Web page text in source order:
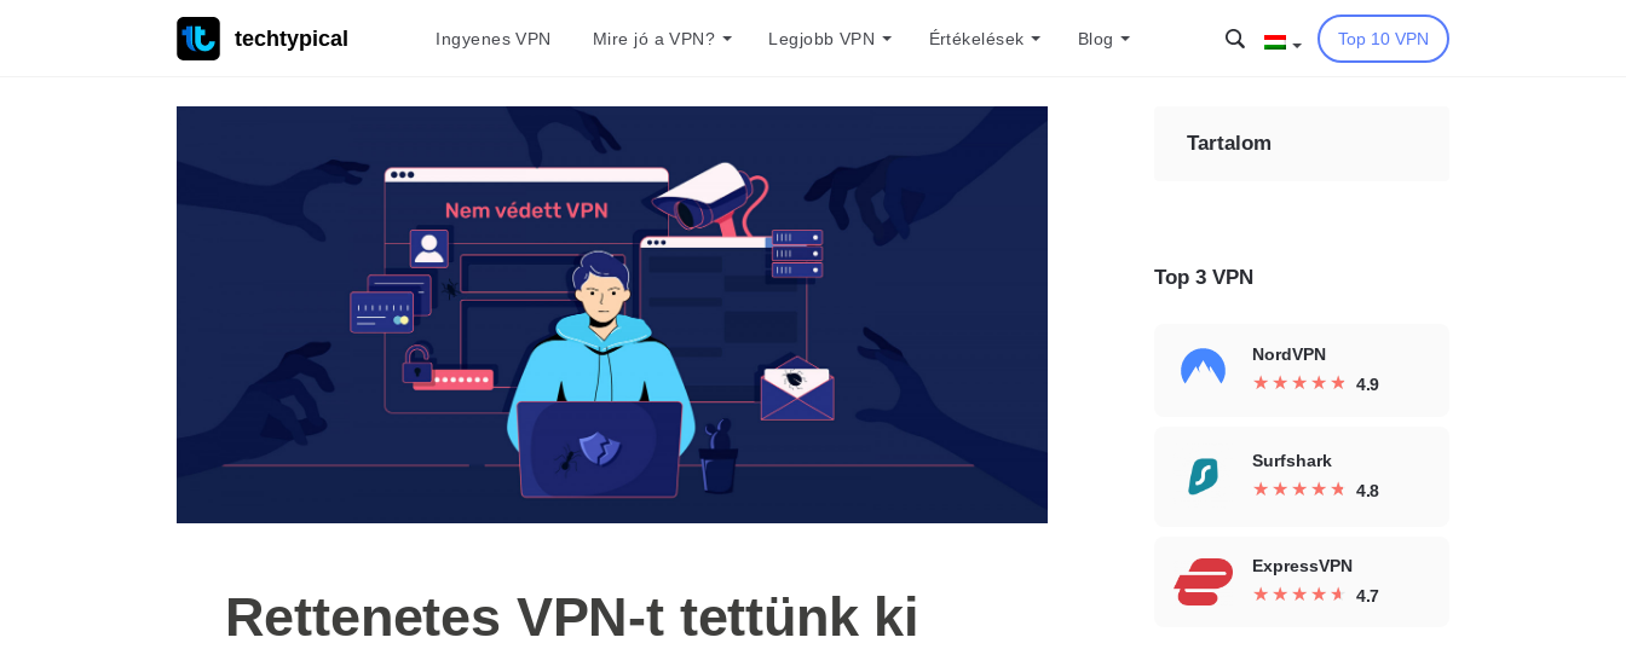
techtypical Ingyenes VPN Mire jó a VPN? Legjobb VPN Értékelések Blog Top 10 VPN
Rettenetes VPN-t tettünk ki
Tartalom
Top 3 VPN
NordVPN
★ ★ ★ ★ ★
★ ★ ★ ★ ★ 4.9
Surfshark
★ ★ ★ ★ ★
★ ★ ★ ★ ★ 4.8
ExpressVPN
★ ★ ★ ★ ★
★ ★ ★ ★ ★ 4.7